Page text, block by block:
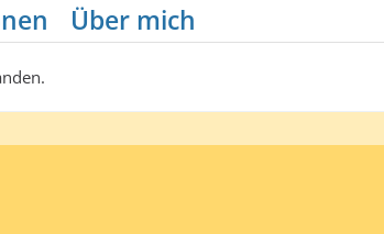
Über mich